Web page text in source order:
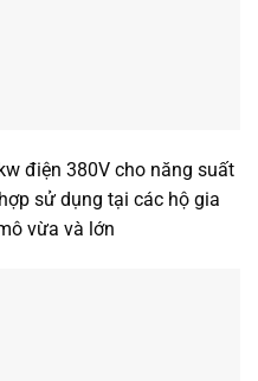
điện 380V cho năng suất
sử dụng tại các hộ gia
vừa và lớn